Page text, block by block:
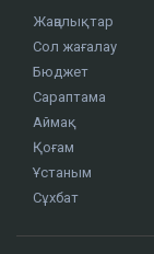
Жаңалықтар
Сол жағалау
Бюджет
Сараптама
Аймақ
Қоғам
Ұстаным
Сұхбат